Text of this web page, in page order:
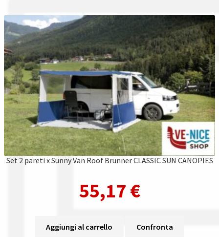
Set 2 pareti x Sunny Van Roof Brunner CLASSIC SUN CANOPIES
55,17 €
Aggiungi al carrello Confronta